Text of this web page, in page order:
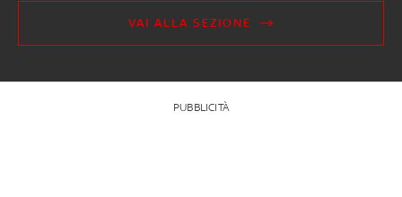
VAI ALLA SEZIONE
PUBBLICITÀ